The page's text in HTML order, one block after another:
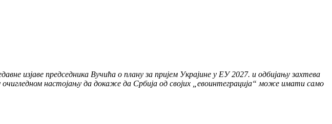
изјаве председника Вучића о плану за пријем Украјине у ЕУ 2027. и одбијању захтева
у очигледном настојању да докаже да Србија од својих „евоинтеграција“ може имати само